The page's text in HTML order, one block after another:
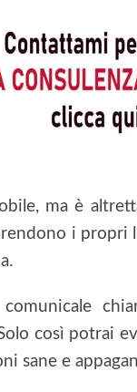
ma è
i
comunicale
così potrai
sane e